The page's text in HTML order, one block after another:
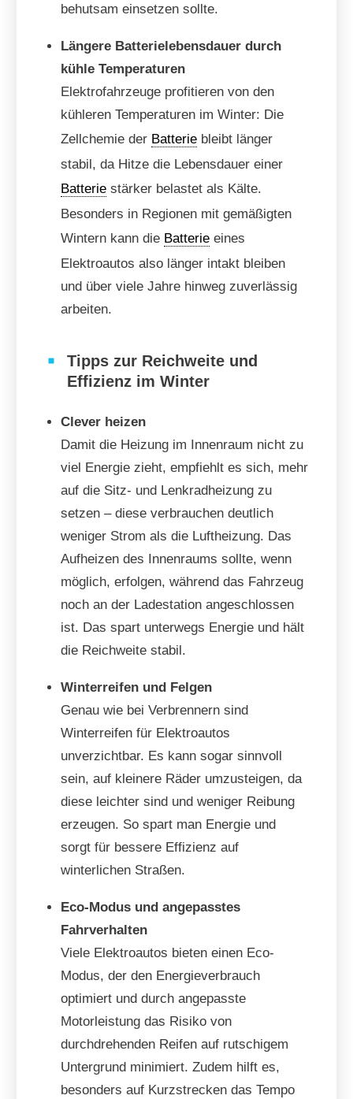
behutsam einsetzen sollte.
Längere Batterielebensdauer durch
kühle Temperaturen
Elektrofahrzeuge profitieren von den
kühleren Temperaturen im Winter: Die
Zellchemie der Batterie bleibt länger
stabil, da Hitze die Lebensdauer einer
Batterie stärker belastet als Kälte.
Besonders in Regionen mit gemäßigten
Wintern kann die Batterie eines
Elektroautos also länger intakt bleiben
und über viele Jahre hinweg zuverlässig
arbeiten.
Tipps zur Reichweite und
Effizienz im Winter
Clever heizen
Damit die Heizung im Innenraum nicht zu
viel Energie zieht, empfiehlt es sich, mehr
auf die Sitz- und Lenkradheizung zu
setzen – diese verbrauchen deutlich
weniger Strom als die Luftheizung. Das
Aufheizen des Innenraums sollte, wenn
möglich, erfolgen, während das Fahrzeug
noch an der Ladestation angeschlossen
ist. Das spart unterwegs Energie und hält
die Reichweite stabil.
Winterreifen und Felgen
Genau wie bei Verbrennern sind
Winterreifen für Elektroautos
unverzichtbar. Es kann sogar sinnvoll
sein, auf kleinere Räder umzusteigen, da
diese leichter sind und weniger Reibung
erzeugen. So spart man Energie und
sorgt für bessere Effizienz auf
winterlichen Straßen.
Eco-Modus und angepasstes
Fahrverhalten
Viele Elektroautos bieten einen Eco-
Modus, der den Energieverbrauch
optimiert und durch angepasste
Motorleistung das Risiko von
durchdrehenden Reifen auf rutschigem
Untergrund minimiert. Zudem hilft es,
besonders auf Kurzstrecken das Tempo